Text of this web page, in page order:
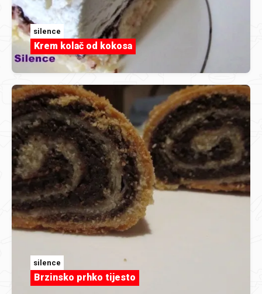
silence
Krem kolač od kokosa
silence
Brzinsko prhko tijesto